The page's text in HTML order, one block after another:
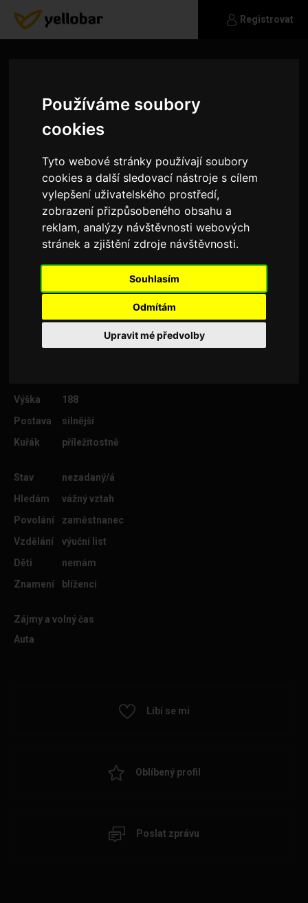
Používáme soubory
cookies
Tyto webové stránky používají soubory
cookies a další sledovací nástroje s cílem
vylepšení uživatelského prostředí,
zobrazení přizpůsobeného obsahu a
reklam, analýzy návštěvnosti webových
stránek a zjištění zdroje návštěvnosti.
Souhlasím
Odmítám
Upravit mé předvolby
Registrovat
ajakaj
Výška
188
Postava
silnější
Kuřák
příležitostně
Stav
nezadaný/á
Hledám
vážný vztah
Povolání
zaměstnanec
Vzdělání
výuční list
Děti
nemám
Znamení
blíženci
Zájmy a volný čas
Auta
Líbí se mi
Oblíbený profil
Poslat zprávu